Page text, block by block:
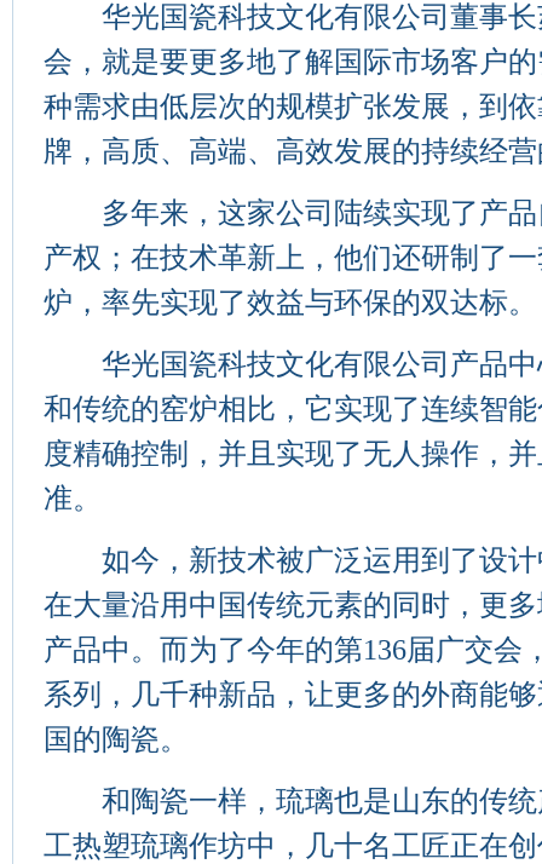
华光国瓷科技文化有限公司董事长
会，就是要更多地了解国际市场客户
种需求由低层次的规模扩张发展，到
牌，高质、高端、高效发展的持续经
多年来，这家公司陆续实现了产品
产权；在技术革新上，他们还研制了
炉，率先实现了效益与环保的双达标。
华光国瓷科技文化有限公司产品中
和传统的窑炉相比，它实现了连续智
度精确控制，并且实现了无人操作，
准。
如今，新技术被广泛运用到了设计
在大量沿用中国传统元素的同时，更
产品中。而为了今年的第136届广交会
系列，几千种新品，让更多的外商能
国的陶瓷。
和陶瓷一样，琉璃也是山东的传统
工热塑琉璃作坊中，几十名工匠正在